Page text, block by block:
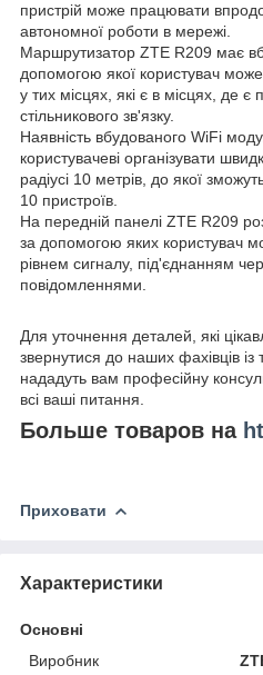
пристрій може працювати
автономної роботи в мережі.
Маршрутизатор ZTE R209 має
допомогою якої користувач
у тих місцях, які є в місцях, де
стільникового зв'язку.
Наявність вбудованого WiFi
користувачеві організувати
радіусі 10 метрів, до якої
10 пристроїв.
На передній панелі ZTE R209
за допомогою яких користувач
рівнем сигналу, під'єднанням
повідомленнями.
Для уточнення деталей, які
звернутися до наших фахівців із
нададуть вам професійну
всі ваші питання.
Больше товаров на
Приховати
Характеристики
Основні
Виробник